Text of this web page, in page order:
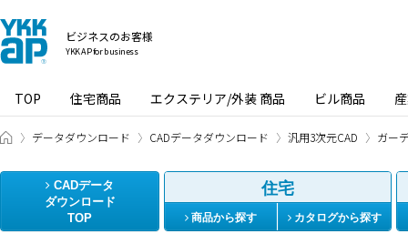
ビジネスのお客様
YKK AP for business
TOP 住宅商品 エクステリア/外装 商品 ビル商品
ビジネスのお客様 HOME
データダウンロード CADデータダウンロード 汎用3次元CAD ガー
CADデータ
ダウンロード
TOP
住宅
商品から探す カタログから探す